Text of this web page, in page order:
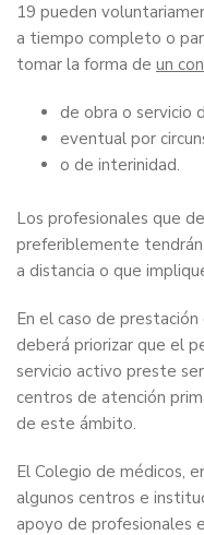
19 pueden
a tiempo completo o
tomar la forma de un
de obra o servicio
eventual por
o de interinidad.
Los profesionales que
preferiblemente
a distancia o que
En el caso de
deberá priorizar que el
servicio activo preste
centros de atención
de este ámbito.
El Colegio de médicos,
algunos centros e
apoyo de profesionales